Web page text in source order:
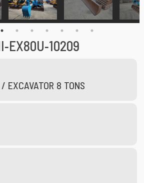
EX80U-10209
8 TONS